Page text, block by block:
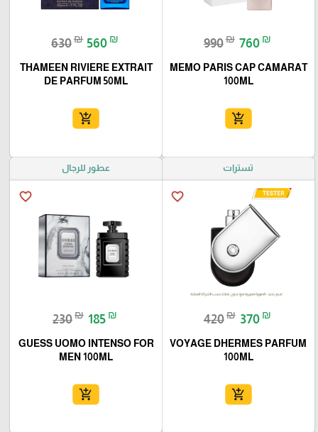
990₪ 760 ₪
MEMO PARIS CAP CAMARAT
100ML
add_shopping_cart
630₪ 560 ₪
THAMEEN RIVIERE EXTRAIT
DE PARFUM 50ML
add_shopping_cart
تسترات
favorite_border
420₪ 370 ₪
VOYAGE DHERMES PARFUM
100ML
add_shopping_cart
عطور للرجال
favorite_border
230₪ 185 ₪
GUESS UOMO INTENSO FOR
MEN 100ML
add_shopping_cart